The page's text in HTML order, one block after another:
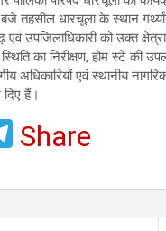
तहसील धारचूला के स्थान
एवं उपजिलाधिकारी को उक्त
का निरीक्षण, होम स्टे की
अधिकारियों एवं स्थानीय
हैं।
T
e
Share